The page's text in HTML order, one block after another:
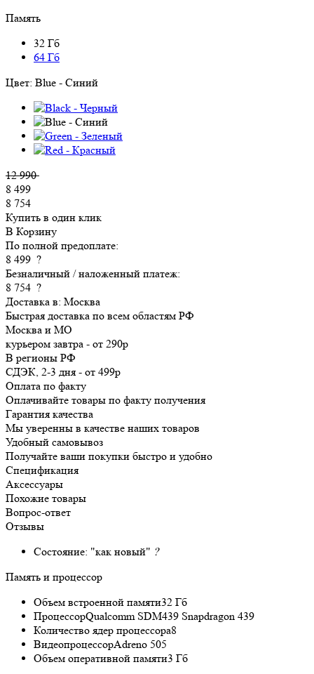
Память
32 Гб
64 Гб
Цвет: Blue - Синий
12 990
8 499
8 754
Купить в один клик
В Корзину
По полной предоплате:
8 499 ?
Безналичный / наложенный платеж:
8 754 ?
Доставка в: Москва
Быстрая доставка по всем областям РФ
Москва и МО
курьером завтра - от 290р
В регионы РФ
СДЭК, 2-3 дня - от 499р
Оплата по факту
Оплачивайте товары по факту получения
Гарантия качества
Мы уверенны в качестве наших товаров
Удобный самовывоз
Получайте ваши покупки быстро и удобно
Спецификация
Аксессуары
Похожие товары
Вопрос-ответ
Отзывы
Состояние: "как новый" ?
Память и процессор
Объем встроенной памяти32 Гб
ПроцессорQualcomm SDM439 Snapdragon 439
Количество ядер процессора8
ВидеопроцессорAdreno 505
Объем оперативной памяти3 Гб